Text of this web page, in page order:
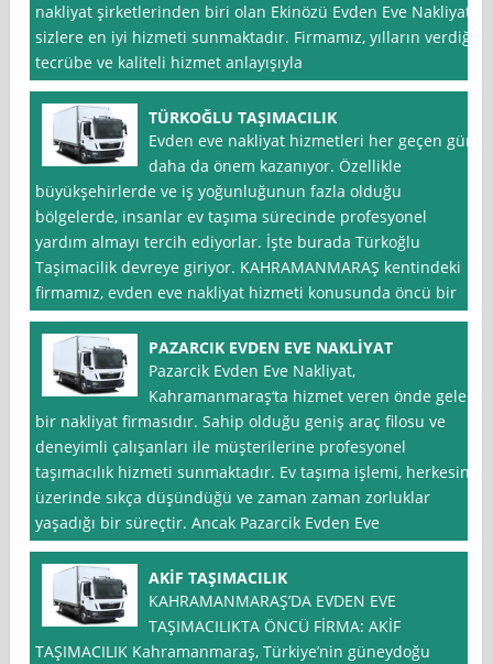
nakliyat şirketlerinden biri olan Ekinözü Evden Eve Nakliyat
sizlere en iyi hizmeti sunmaktadır. Firmamız, yılların verdiği
tecrübe ve kaliteli hizmet anlayışıyla
TÜRKOĞLU TAŞIMACILIK
Evden eve nakliyat hizmetleri her geçen gün
daha da önem kazanıyor. Özellikle
büyükşehirlerde ve iş yoğunluğunun fazla olduğu
bölgelerde, insanlar ev taşıma sürecinde profesyonel
yardım almayı tercih ediyorlar. İşte burada Türkoğlu
Taşimacilik devreye giriyor. KAHRAMANMARAŞ kentindeki
firmamız, evden eve nakliyat hizmeti konusunda öncü bir
PAZARCIK EVDEN EVE NAKLİYAT
Pazarcik Evden Eve Nakliyat,
Kahramanmaraş‘ta hizmet veren önde gelen
bir nakliyat firmasıdır. Sahip olduğu geniş araç filosu ve
deneyimli çalışanları ile müşterilerine profesyonel
taşımacılık hizmeti sunmaktadır. Ev taşıma işlemi, herkesin
üzerinde sıkça düşündüğü ve zaman zaman zorluklar
yaşadığı bir süreçtir. Ancak Pazarcik Evden Eve
AKİF TAŞIMACILIK
KAHRAMANMARAŞ’DA EVDEN EVE
TAŞIMACILIKTA ÖNCÜ FİRMA: AKİF
TAŞIMACILIK Kahramanmaraş, Türkiye’nin güneydoğu